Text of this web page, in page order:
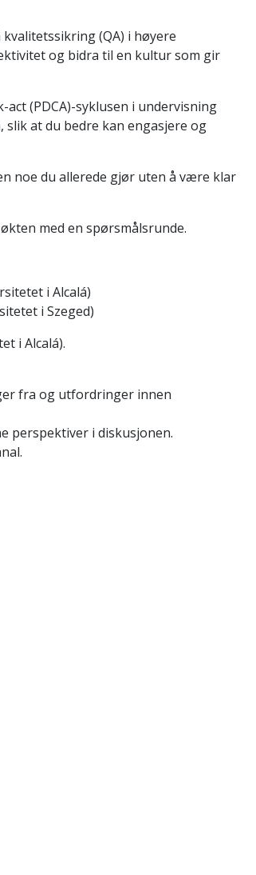
(QA) i høyere
og bidra til en kultur som gir
(PDCA)-syklusen i undervisning
at du bedre kan engasjere og
noe du allerede gjør uten å være klar
med en spørsmålsrunde.
i Alcalá)
i Szeged)
i Alcalá).
fra og utfordringer innen
perspektiver i diskusjonen.